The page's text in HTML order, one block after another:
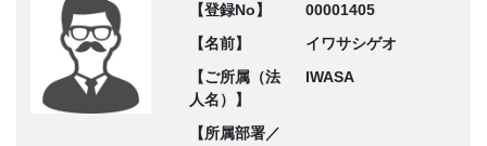
【登録No】
00001405
【名前】
イワサシゲオ
【ご所属（法
人名）】
IWASA
【所属部署／